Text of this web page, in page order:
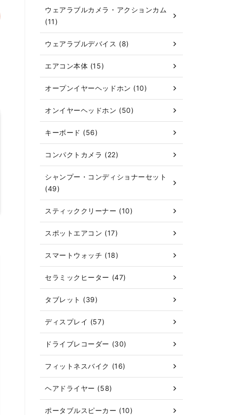
ウェアラブルカメラ・アクションカム
(11)
ウェアラブルデバイス (8)
エアコン本体 (15)
オープンイヤーヘッドホン (10)
オンイヤーヘッドホン (50)
キーボード (56)
コンパクトカメラ (22)
シャンプー・コンディショナーセット
(49)
スティッククリーナー (10)
スポットエアコン (17)
スマートウォッチ (18)
セラミックヒーター (47)
タブレット (39)
ディスプレイ (57)
ドライブレコーダー (30)
フィットネスバイク (16)
ヘアドライヤー (58)
ポータブルスピーカー (10)